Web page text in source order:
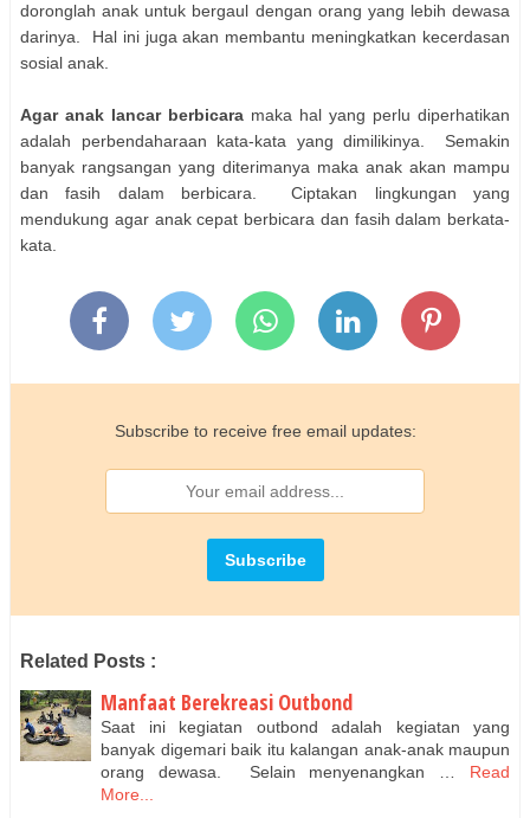
doronglah anak untuk bergaul dengan orang yang lebih dewasa
darinya. Hal ini juga akan membantu meningkatkan kecerdasan
sosial anak.
Agar anak lancar berbicara maka hal yang perlu diperhatikan
adalah perbendaharaan kata-kata yang dimilikinya. Semakin
banyak rangsangan yang diterimanya maka anak akan mampu
dan fasih dalam berbicara. Ciptakan lingkungan yang
mendukung agar anak cepat berbicara dan fasih dalam berkata-
kata.
Subscribe to receive free email updates:
Related Posts :
Manfaat Berekreasi Outbond
Saat ini kegiatan outbond adalah kegiatan yang
banyak digemari baik itu kalangan anak-anak maupun
orang dewasa. Selain menyenangkan …
Read
More...